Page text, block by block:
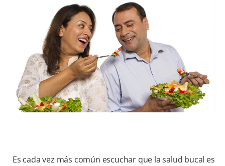
PARA PROFESIONALES
SUSCRIBITE
Es cada vez más común escuchar que la salud bucal es